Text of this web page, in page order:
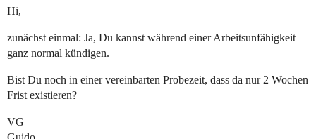
Hi,
zunächst einmal: Ja, Du kannst während einer Arbeitsunfähigkeit
ganz normal kündigen.
Bist Du noch in einer vereinbarten Probezeit, dass da nur 2 Wochen
Frist existieren?
VG